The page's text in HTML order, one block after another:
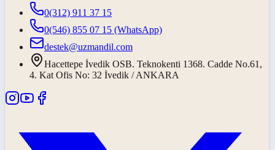
0(312) 911 37 15
0(546) 855 07 15 (WhatsApp)
destek@uzmandil.com
Hacettepe İvedik OSB. Teknokenti 1368. Cadde No.61,
4. Kat Ofis No: 32 İvedik / ANKARA